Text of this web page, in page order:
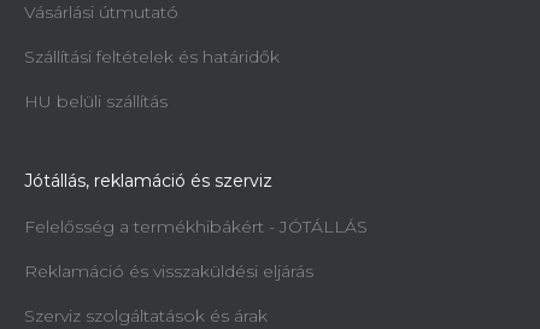
Vásárlási útmutató
Szállítási feltételek és határidők
HU belüli szállítás
Jótállás, reklamáció és szerviz
Felelősség a termékhibákért - JÓTÁLLÁS
Reklamáció és visszaküldési eljárás
Szerviz szolgáltatások és árak